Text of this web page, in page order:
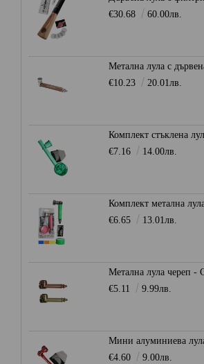
€30.68
60.00лв.
€10.23
20.01лв.
€7.16
14.00лв.
€6.65
13.01лв.
Метална лула череп -
€5.11
9.99лв.
Мини алуминиева
€4.60
9.00лв.